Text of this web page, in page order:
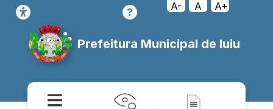
relatorio/exportar_v2/contratos-covid/json A- A A+
Prefeitura Municipal de Iuiu